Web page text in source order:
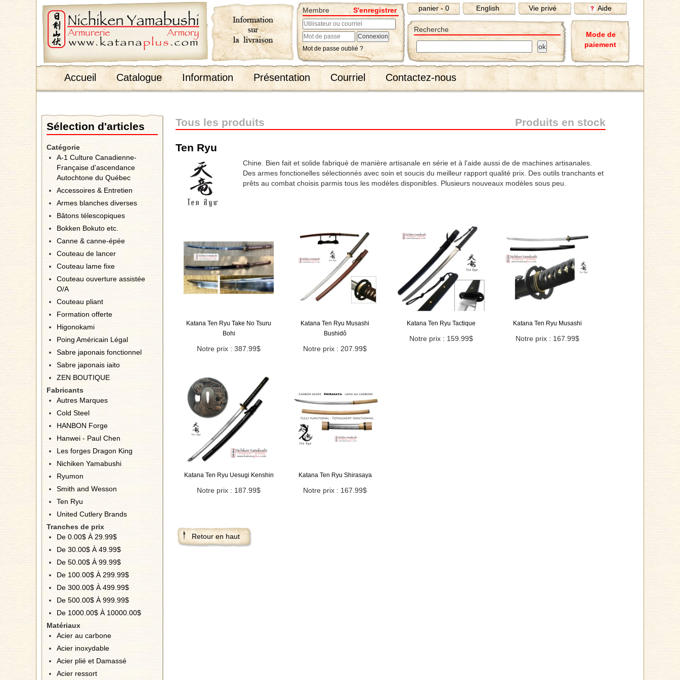
;
Membre S'enregistrer
Mot de passe oublié ?
panier - 0 English Vie privé Aide
Recherche
Mode de
paiement
Accueil Catalogue Information Présentation Courriel Contactez-nous
Sélection d'articles
Catégorie
A-1 Culture Canadienne-
Française d'ascendance
Autochtone du Québec
Accessoires & Entretien
Armes blanches diverses
Bâtons télescopiques
Bokken Bokuto etc.
Canne & canne-épée
Couteau de lancer
Couteau lame fixe
Couteau ouverture assistée
O/A
Couteau pliant
Formation offerte
Higonokami
Poing Américain Légal
Sabre japonais fonctionnel
Sabre japonais iaito
ZEN BOUTIQUE
Fabricants
Autres Marques
Cold Steel
HANBON Forge
Hanwei - Paul Chen
Les forges Dragon King
Nichiken Yamabushi
Ryumon
Smith and Wesson
Ten Ryu
United Cutlery Brands
Tranches de prix
De 0.00$ À 29.99$
De 30.00$ À 49.99$
De 50.00$ À 99.99$
De 100.00$ À 299.99$
De 300.00$ À 499.99$
De 500.00$ À 999.99$
De 1000.00$ À 10000.00$
Matériaux
Acier au carbone
Acier inoxydable
Acier plié et Damassé
Acier ressort
Tous les produits Produits en stock
Ten Ryu
Chine. Bien fait et solide fabriqué de manière artisanale en série et à l'aide aussi de de machines artisanales.
Des armes fonctionelles sélectionnés avec soin et soucis du meilleur rapport qualité prix. Des outils tranchants et
prêts au combat choisis parmis tous les modèles disponibles. Plusieurs nouveaux modèles sous peu.
Katana Ten Ryu Take No Tsuru
Bohi
Notre prix : 387.99$
Katana Ten Ryu Musashi
Bushidô
Notre prix : 207.99$
Katana Ten Ryu Tactique
Notre prix : 159.99$
Katana Ten Ryu Musashi
Notre prix : 167.99$
Katana Ten Ryu Uesugi Kenshin
Notre prix : 187.99$
Katana Ten Ryu Shirasaya
Notre prix : 167.99$
Retour en haut